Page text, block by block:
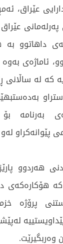
عێراق،
پەرلەمانی
داهاتوو
ئاماژەی
کە لە ساڵانی
بەرنامە
پێوانەکراو
هەردوو
کە
پرۆژە
وەربگیرێت.